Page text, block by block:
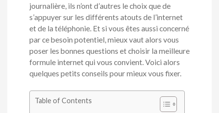
journalière, ils n’ont d’autres le choix que de
s’appuyer sur les différents atouts de l’internet
et de la téléphonie. Et si vous êtes aussi concerné
par ce besoin potentiel, mieux vaut alors vous
poser les bonnes questions et choisir la meilleure
formule internet qui vous convient. Voici alors
quelques petits conseils pour mieux vous fixer.
Table of Contents